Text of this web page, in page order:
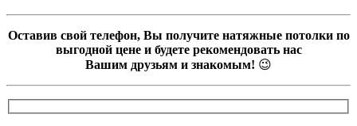
Оставив свой телефон, Вы получите натяжные потолки по
выгодной цене и будете рекомендовать нас
Вашим друзьям и знакомым! 😉